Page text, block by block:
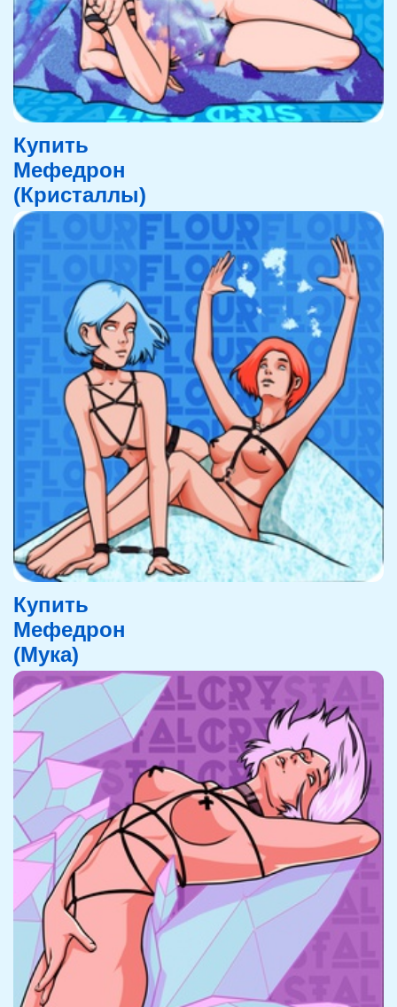
Купить
Мефедрон
(Кристаллы)
Купить
Мефедрон
(Мука)